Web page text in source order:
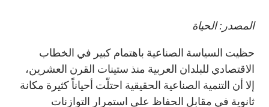
المصدر: الحياة
حظيت السياسة الصناعية باهتمام كبير في الخطاب
الاقتصادي للبلدان العربية منذ ستينات القرن العشرين،
إلا أن التنمية الصناعية الحقيقية احتلّت أحياناً كثيرة مكانة
ثانوية في مقابل الحفاظ على استمرار التوازنات